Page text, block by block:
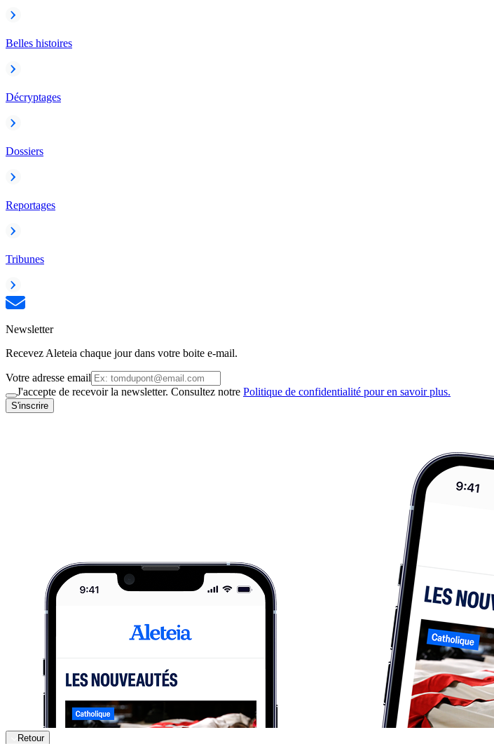
Belles histoires
Décryptages
Dossiers
Reportages
Tribunes
Newsletter
Recevez Aleteia chaque jour dans votre boite e-mail.
Votre adresse email
J'accepte de recevoir la newsletter. Consultez notre Politique de confidentialité pour en savoir plus.
S'inscrire
Retour